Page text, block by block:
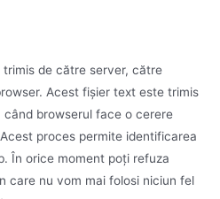
de către server, către
Acest fișier text este trimis
browserul face o cerere
proces permite identificarea
În orice moment poți refuza
care nu vom mai folosi niciun fel